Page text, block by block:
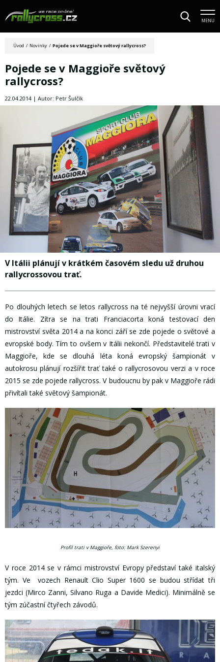
MENU
Úvod / Novinky / Pojede se v Maggioře světový rallycross?
Pojede se v Maggioře světový
rallycross?
22.04.2014 | Autor: Petr Šulčík
V Itálii plánují v krátkém časovém sledu už druhou
rallycrossovou trať.
Po dlouhých letech se letos rallycross na té nejvyšší úrovni vrací
do Itálie. Zítra se na trati Franciacorta koná testovací den
mistrovství světa 2014 a na konci září se zde pojede o světové a
evropské body. Tím to ovšem v Itálii nekončí. Představitelé trati v
Maggioře, kde se dlouhá léta koná evropský šampionát v
autokrosu plánují rozšířit trať také o rallycrosovou verzi a v roce
2015 se zde pojede rallycross. V budoucnu by pak v Maggioře rádi
přivítali také světový šampionát.
Profil trati v Maggioře, foto: Mark Szerenyi
V roce 2014 se v rámci mistrovství Evropy představí také italský
tým. Ve vozech Renault Clio Super 1600 se budou střídat tři
jezdci (Mirco Zanni, Silvano Ruga a Davide Medici). Minimálně se
tým zúčastní čtyřech závodů.